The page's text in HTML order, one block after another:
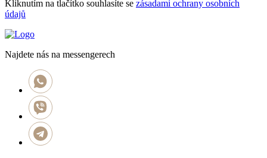
Kliknutím na tlačítko souhlasíte se zásadami ochrany osobních
údajů
Najdete nás na messengerech